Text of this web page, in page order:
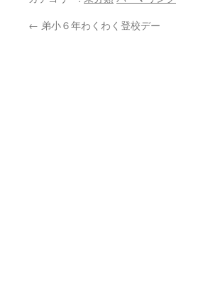
← 弟小６年わくわく登校デー